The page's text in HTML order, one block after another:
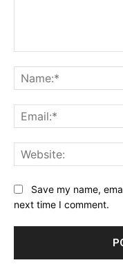
Save my name,
next time I comment.